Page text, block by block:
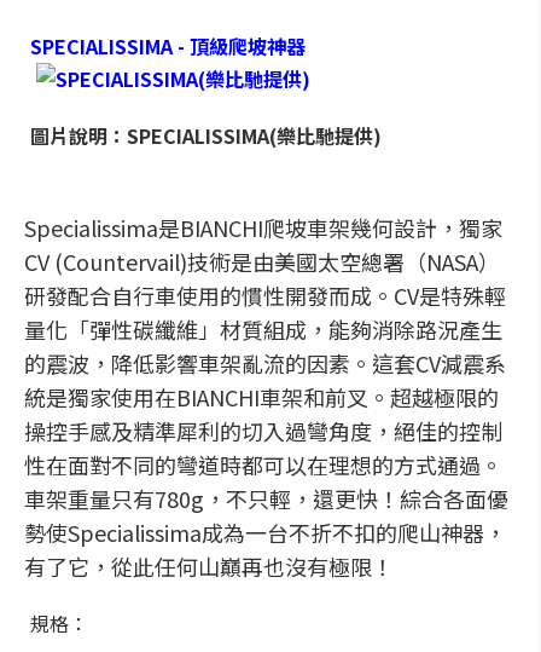
SPECIALISSIMA - 頂級爬坡神器
圖片說明：SPECIALISSIMA(樂比馳提供)
Specialissima是BIANCHI爬坡車架幾何設計，獨家
CV (Countervail)技術是由美國太空總署（NASA）
研發配合自行車使用的慣性開發而成。CV是特殊輕
量化「彈性碳纖維」材質組成，能夠消除路況產生
的震波，降低影響車架亂流的因素。這套CV減震系
統是獨家使用在BIANCHI車架和前叉。超越極限的
操控手感及精準犀利的切入過彎角度，絕佳的控制
性在面對不同的彎道時都可以在理想的方式通過。
車架重量只有780g，不只輕，還更快！綜合各面優
勢使Specialissima成為一台不折不扣的爬山神器，
有了它，從此任何山巔再也沒有極限！
規格：